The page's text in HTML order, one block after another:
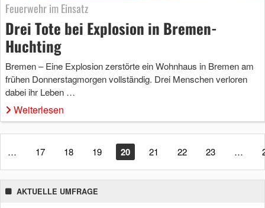
Feuerwehr im Einsatz
Drei Tote bei Explosion in Bremen-
Huchting
Bremen – Eine Explosion zerstörte ein Wohnhaus in Bremen am
frühen Donnerstagmorgen vollständig. Drei Menschen verloren
dabei ihr Leben …
Weiterlesen
… 17 18 19 20 21 22 23 …
AKTUELLE UMFRAGE